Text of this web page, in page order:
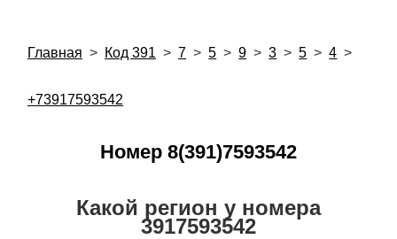
Главная > Код 391 > 7 > 5 > 9 > 3 > 5 > 4 >
+73917593542
Номер 8(391)7593542
Какой регион у номера
3917593542